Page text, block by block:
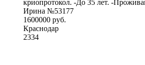
криопротокол. -До 35 лет. -
Ирина №53177
1600000 руб.
Краснодар
2334